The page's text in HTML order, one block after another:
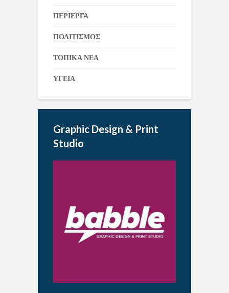
ΠΕΡΙΕΡΓΑ
ΠΟΛΙΤΙΣΜΟΣ
ΤΟΠΙΚΑ ΝΕΑ
ΥΓΕΙΑ
Graphic Design & Print
Studio